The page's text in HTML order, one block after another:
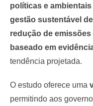
políticas e
gestão sustentável
redução de emissões
baseado em
tendência projetada.
O estudo oferece uma
permitindo aos